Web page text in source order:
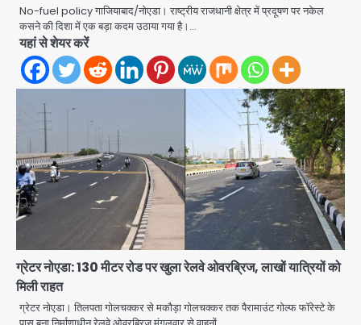
No-fuel policy गाजियाबाद/नोएडा। राष्ट्रीय राजधानी क्षेत्र में प्रदूषण पर नकेल
कसने की दिशा में एक बड़ा कदम उठाया गया है।…
यहां से शेयर करें
ग्रेटर नोएडा: 130 मीटर रोड पर खुला रेलवे ओवरब्रिज, लाखों यात्रियों को
मिली राहत
ग्रेटर नोएडा। तिलपता गोलचक्कर से मकौड़ा गोलचक्कर तक पैरामाउंट गोल्फ फॉरेस्टे के
2
एंटी-बर्गलरी सेल की बड़ी कामयाबी, चोरी के
माल की खरीद-फरोख्त करने वाले गिरोह का
भंडाफोड़
Team JHJ
3
सरकारी भर्ती परीक्षाओं में नकल कराने वाले
अंतरराज्यीय गिरोह का भंडाफोड़, मास्टरमाइंड
समेत 7 गिरफ्तार
आॅपरेशन ह्यप्रहारह्ण : 72 घंटे में उत्तर-पश्चिम
जिला पुलिस का बड़ा एक्शन